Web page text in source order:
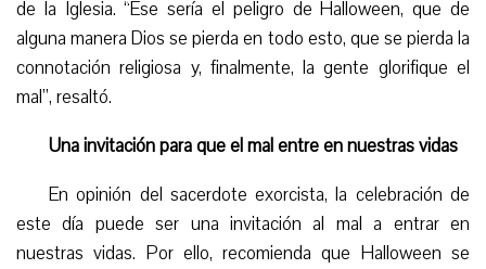
de la Iglesia. “Ese sería el peligro de Halloween, que de
alguna manera Dios se pierda en todo esto, que se pierda la
connotación religiosa y, finalmente, la gente glorifique el
mal”, resaltó.
Una invitación para que el mal entre en nuestras vidas
En opinión del sacerdote exorcista, la celebración de
este día puede ser una invitación al mal a entrar en
nuestras vidas. Por ello, recomienda que Halloween se